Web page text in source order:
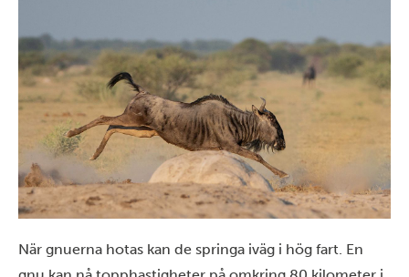
När gnuerna hotas kan de springa iväg i hög fart. En